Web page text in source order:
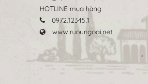
HOTLINE mua hàng
0972.12345.1
www.ruoungoai.net